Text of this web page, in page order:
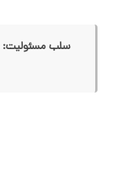
سلب مسئولیت: